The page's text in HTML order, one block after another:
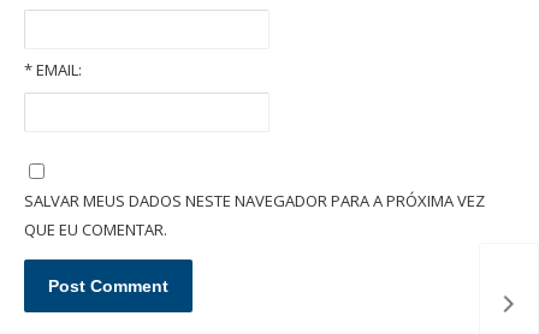
*EMAIL:
SALVAR MEUS DADOS NESTE NAVEGADOR PARA A PRÓXIMA VEZ
QUE EU COMENTAR.